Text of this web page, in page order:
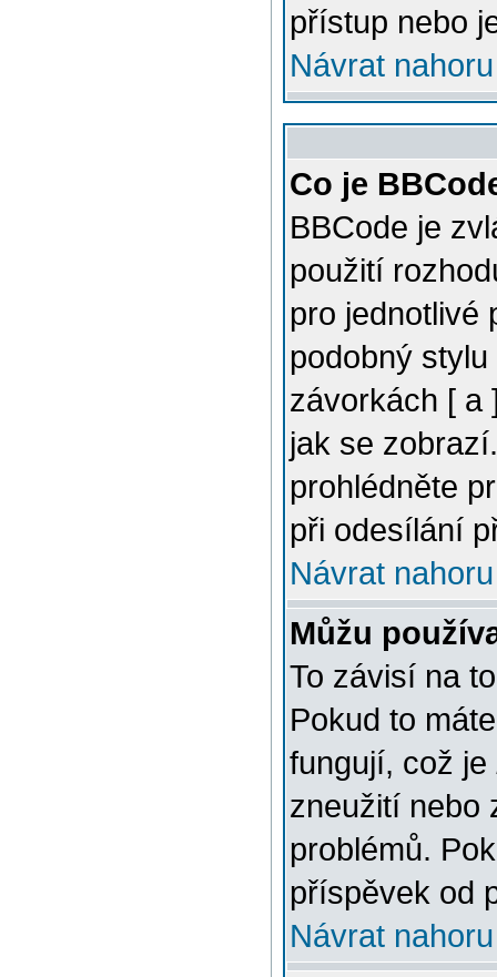
přístup nebo
Návrat nahoru
Co je
BBCode je
použití
pro jednotlivé
podobný
závorkách [ a
jak se
prohlédněte
při odesílání
Návrat nahoru
Můžu
To závisí na
Pokud to
fungují, což je
zneužití nebo
problémů.
příspěvek od
Návrat nahoru